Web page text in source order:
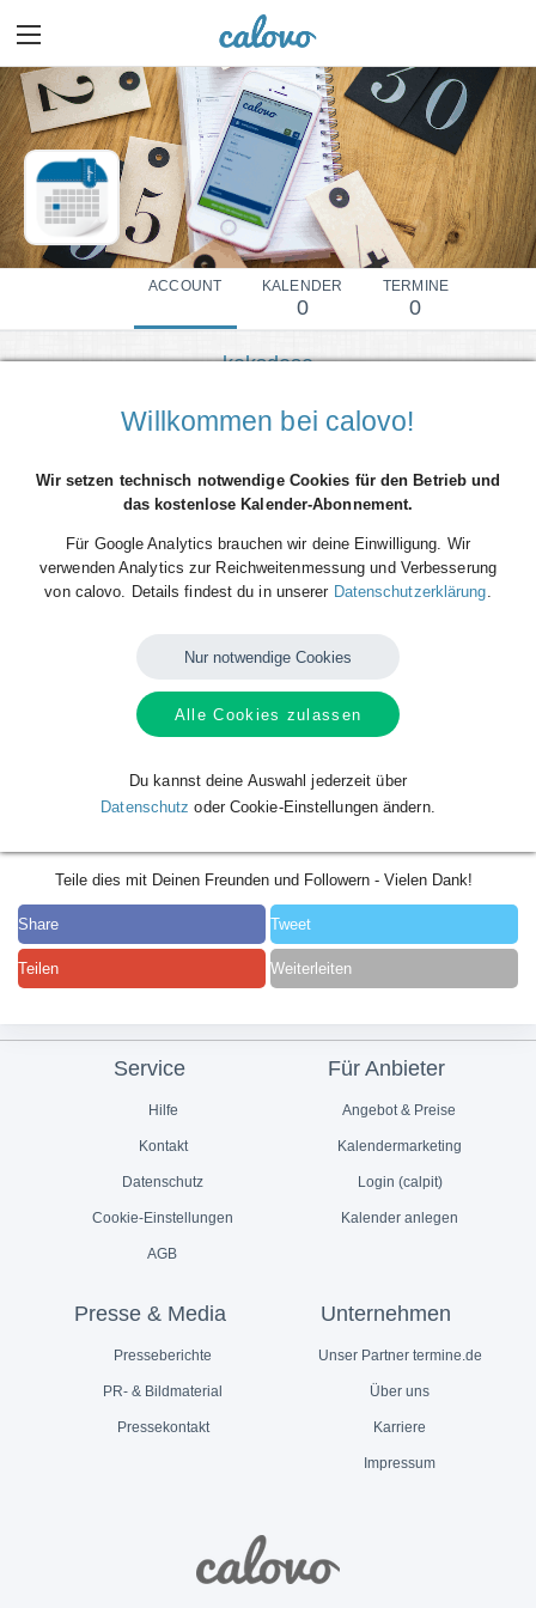
ACCOUNT KALENDER
0
TERMINE
0
keksdose
Mehr Details einblenden
Teile dies mit Deinen Freunden und Followern - Vielen Dank!
Share Tweet
Teilen Weiterleiten
Service
Hilfe
Kontakt
Datenschutz
Cookie-Einstellungen
AGB
Für Anbieter
Angebot & Preise
Kalendermarketing
Login (calpit)
Kalender anlegen
Presse & Media
Presseberichte
PR- & Bildmaterial
Pressekontakt
Unternehmen
Unser Partner termine.de
Über uns
Karriere
Impressum
Willkommen bei calovo!
Wir setzen technisch notwendige Cookies für den Betrieb und
das kostenlose Kalender-Abonnement.
Für Google Analytics brauchen wir deine Einwilligung. Wir
verwenden Analytics zur Reichweitenmessung und Verbesserung
von calovo. Details findest du in unserer Datenschutzerklärung
Nur notwendige Cookies
Alle Cookies zulassen
Du kannst deine Auswahl jederzeit über
Datenschutz oder Cookie-Einstellungen ändern.